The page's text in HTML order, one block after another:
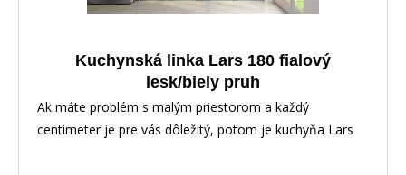
Kuchynská linka Lars 180 fialový
lesk/biely pruh
Ak máte problém s malým priestorom a každý
centimeter je pre vás dôležitý, potom je kuchyňa Lars